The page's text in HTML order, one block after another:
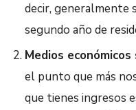
decir, generalmente
segundo año de
Medios
el punto que más
que tienes ingresos